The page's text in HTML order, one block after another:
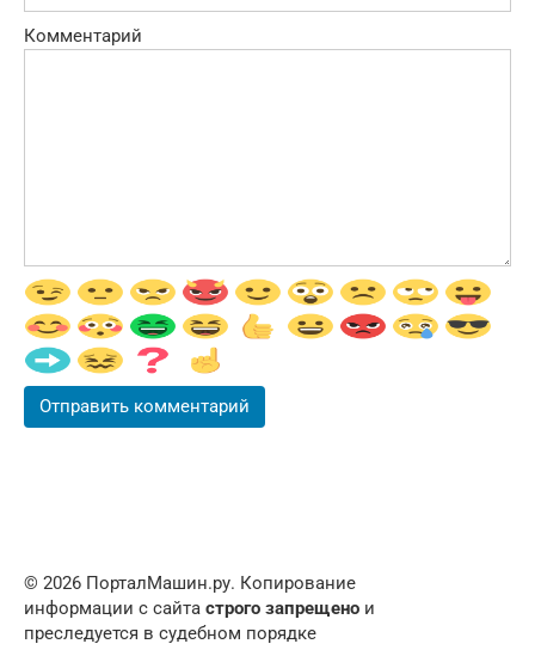
Комментарий
© 2026 ПорталМашин.ру. Копирование
информации с сайта строго запрещено и
преследуется в судебном порядке